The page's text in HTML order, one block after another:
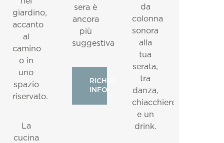
giardino,
accanto
al
camino
o in
uno
spazio
riservato.
La
cucina
sera è
ancora
più
suggestiva.
RICHIEDI
INFO
da
colonna
sonora
alla
tua
serata,
tra
danza,
chiacchiere
e un
drink.